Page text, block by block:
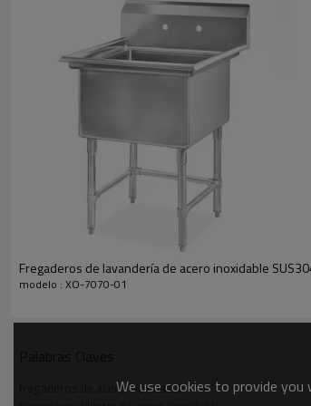
Fregaderos de lavandería de acero inoxidable
modelo : XO-7070-01
fregaderos de acero inoxidableWe use cookies to provide